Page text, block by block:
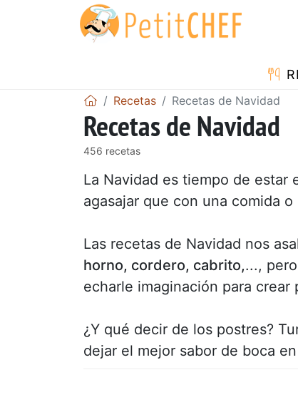
Recetas Recetas de Navidad
Recetas de Navidad
456 recetas
La Navidad es tiempo de estar
agasajar que con una comida
Las recetas de Navidad nos
horno, cordero, cabrito,...,
echarle imaginación para crear
¿Y qué decir de los postres?
dejar el mejor sabor de boca